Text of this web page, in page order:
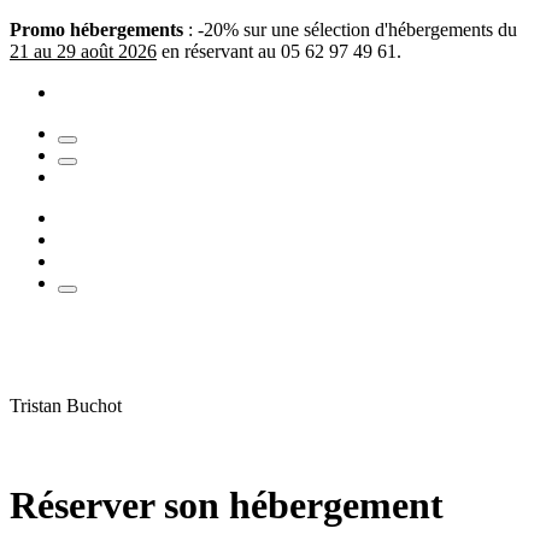
Promo hébergements : -20% sur une sélection d'hébergements du
21 au 29 août 2026 en réservant au 05 62 97 49 61.
Tristan Buchot
Réserver son hébergement